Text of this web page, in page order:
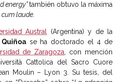
energy”también obtuvo la máxima
cum laude
Austral (Argentina) y de la
se ha doctorado el 4 de
de Zaragoza, con mención
Cattolica del Sacro Cuore
Moulin – Lyon 3. Su tesis, del